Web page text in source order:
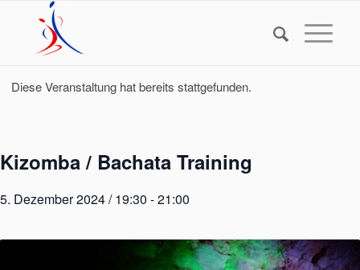
Diese Veranstaltung hat bereits stattgefunden.
Kizomba / Bachata Training
5. Dezember 2024 / 19:30 -21:00